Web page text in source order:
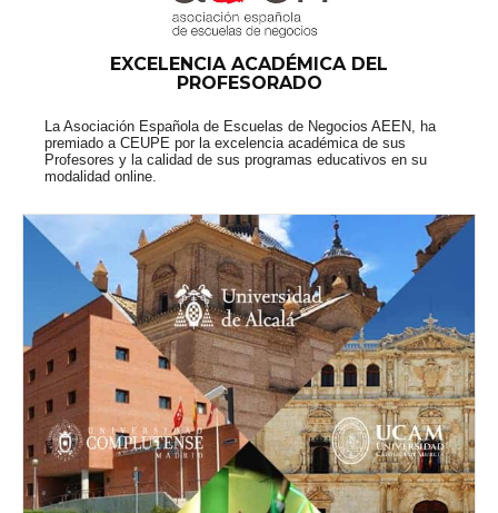
EXCELENCIA ACADÉMICA DEL
PROFESORADO
La Asociación Española de Escuelas de Negocios AEEN, ha
premiado a CEUPE por la excelencia académica de sus
Profesores y la calidad de sus programas educativos en su
modalidad online.